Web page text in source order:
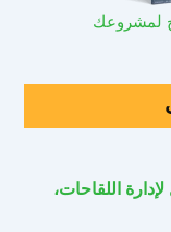
لمشروعك
اللقاحات،